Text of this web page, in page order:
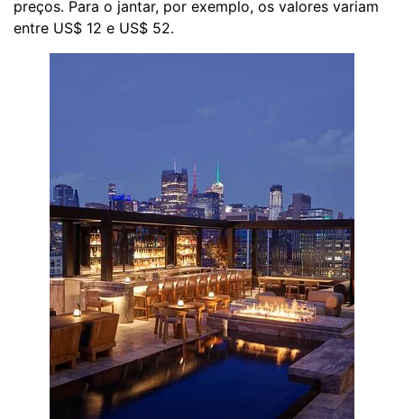
preços. Para o jantar, por exemplo, os valores variam
entre US$ 12 e US$ 52.